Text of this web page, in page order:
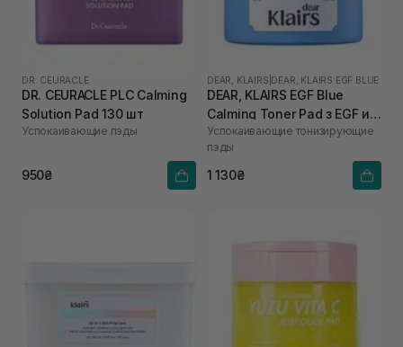
DR. CEURACLE
DR. CEURACLE PLC Calming
Solution Pad 130 шт
Успокаивающие пэды
950₴
DEAR, KLAIRS DEAR, KLAIRS EGF BLUE
DEAR, KLAIRS EGF Blue
Calming Toner Pad з EGF и
гваязуленом 60 шт
Успокаивающие тонизирующие
пэды
1 130₴